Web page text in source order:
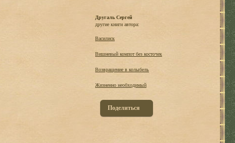
Другаль Сергей
другие книги автора:
Василиск
Вишневый компот без косточек
Возвращение в колыбель
Жизненно необходимый
Поделиться